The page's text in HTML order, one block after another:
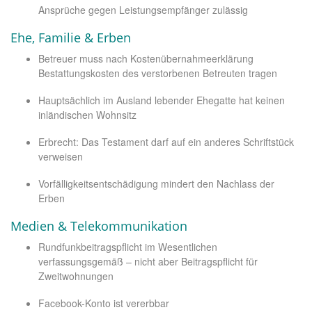
Ansprüche gegen Leistungsempfänger zulässig
Ehe, Familie & Erben
Betreuer muss nach Kostenübernahmeerklärung
Bestattungskosten des verstorbenen Betreuten tragen
Hauptsächlich im Ausland lebender Ehegatte hat keinen
inländischen Wohnsitz
Erbrecht: Das Testament darf auf ein anderes Schriftstück
verweisen
Vorfälligkeitsentschädigung mindert den Nachlass der
Erben
Medien & Telekommunikation
Rundfunkbeitragspflicht im Wesentlichen
verfassungsgemäß – nicht aber Beitragspflicht für
Zweitwohnungen
Facebook-Konto ist vererbbar